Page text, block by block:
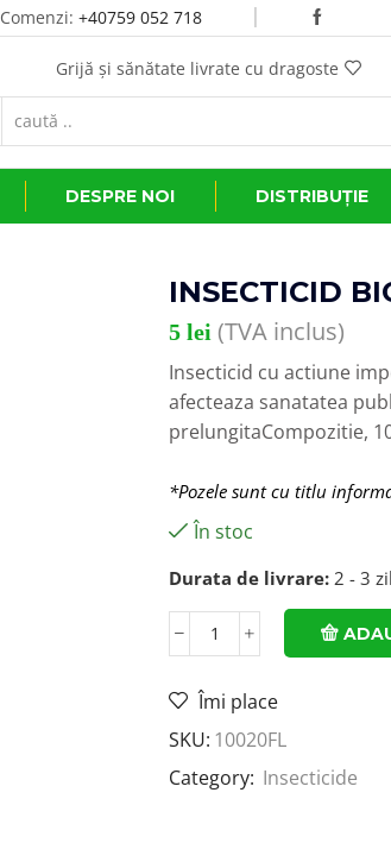
Comenzi: +40759 052 718
Transport GRATUIT la comenzi de peste 500
DESPRE NOI DISTRIBUȚIE
INSECTICID
5 lei (TVA inclus)
Insecticid cu actiune
afecteaza sanatatea
prelungitaCompozitie,
*Pozele sunt cu titlu
În stoc
Durata de livrare: 2 - 3
Îmi place
SKU: 10020FL
Category: Insecticide